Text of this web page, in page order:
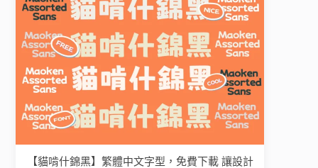
【貓啃什錦黑】繁體中文字型，免費下載 讓設計